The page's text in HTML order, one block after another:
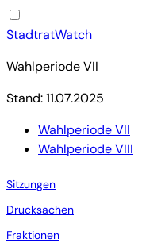
StadtratWatch
Wahlperiode VII
Stand: 11.07.2025
Wahlperiode VII
Wahlperiode VIII
Sitzungen
Drucksachen
Fraktionen